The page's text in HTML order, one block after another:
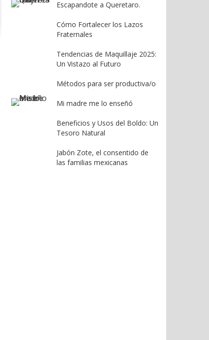
Escapandote a Queretaro.
Cómo Fortalecer los Lazos
Fraternales
Tendencias de Maquillaje 2025:
Un Vistazo al Futuro
Métodos para ser productiva/o
Mi madre me lo enseñó
Beneficios y Usos del Boldo: Un
Tesoro Natural
Jabón Zote, el consentido de
las familias mexicanas